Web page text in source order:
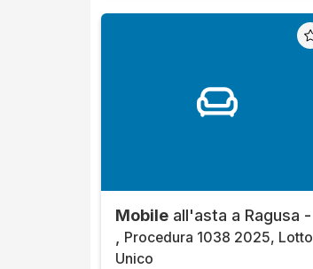
Mobile all'asta a Ragusa -
Procedura 1038 2025, Lotto
Unico